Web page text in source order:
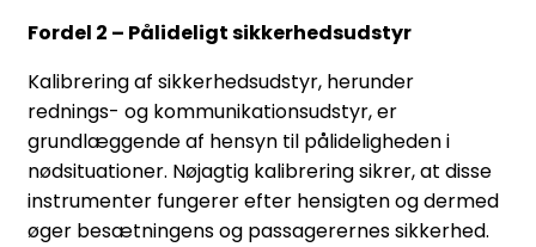
Fordel 2 – Pålideligt sikkerhedsudstyr
Kalibrering af sikkerhedsudstyr, herunder
rednings- og kommunikationsudstyr, er
grundlæggende af hensyn til pålideligheden i
nødsituationer. Nøjagtig kalibrering sikrer, at disse
instrumenter fungerer efter hensigten og dermed
øger besætningens og passagerernes sikkerhed.